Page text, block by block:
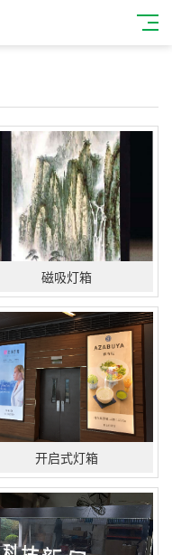
磁吸灯箱
开启式灯箱